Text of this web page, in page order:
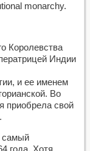
monarchy.
Королевства
Индии
и ее именем
Во
приобрела свой
самый
года. Хотя